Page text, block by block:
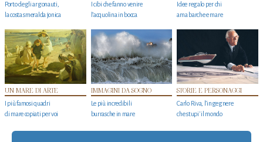
Porto degli argonauti,
la costa smeralda jonica
I cibi che fanno venire
l’acquolina in bocca
Idee regalo per chi
ama barche e mare
UN MARE DI ARTE
I più famosi quadri
di mare copiati per voi
IMMAGINI DA SOGNO
Le più incredibili
burrasche in mare
STORIE E PERSONAGGI
Carlo Riva, l’ingegnere
che stupi' il mondo